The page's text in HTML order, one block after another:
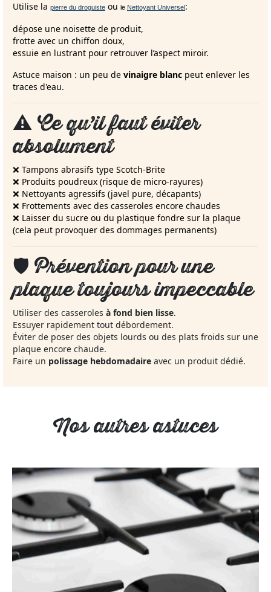
Utilise la pierre du droguiste ou le Nettoyant Universel:
dépose une noisette de produit,
frotte avec un chiffon doux,
essuie en lustrant pour retrouver l’aspect miroir.
Astuce maison : un peu de vinaigre blanc peut enlever les
traces d'eau.
⚠️ Ce qu’il faut éviter
absolument
❌ Tampons abrasifs type Scotch-Brite
❌ Produits poudreux (risque de micro-rayures)
❌ Nettoyants agressifs (javel pure, décapants)
❌ Frottements avec des casseroles encore chaudes
❌ Laisser du sucre ou du plastique fondre sur la plaque
(cela peut provoquer des dommages permanents)
🛡️ Prévention pour une
plaque toujours impeccable
Utiliser des casseroles à fond bien lisse.
Essuyer rapidement tout débordement.
Éviter de poser des objets lourds ou des plats froids sur une
plaque encore chaude.
Faire un polissage hebdomadaire avec un produit dédié.
Nos autres astuces